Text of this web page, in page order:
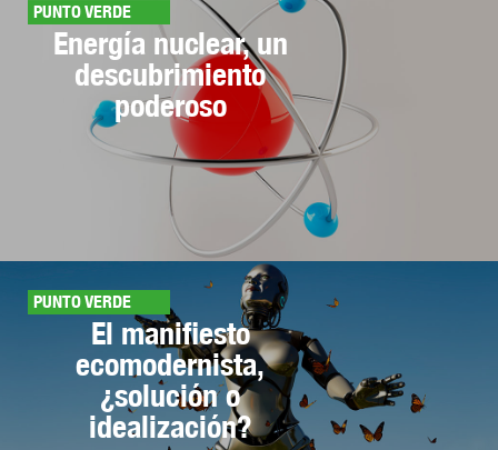
PUNTO VERDE
Energía nuclear, un
descubrimiento
poderoso
PUNTO VERDE
El manifiesto
ecomodernista,
¿solución o
idealización?